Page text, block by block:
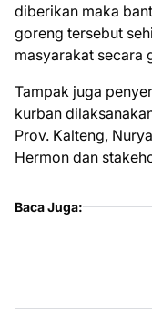
diberikan maka
goreng tersebut
masyarakat secara
Tampak juga
kurban
Prov. Kalteng,
Hermon dan
Baca Juga: